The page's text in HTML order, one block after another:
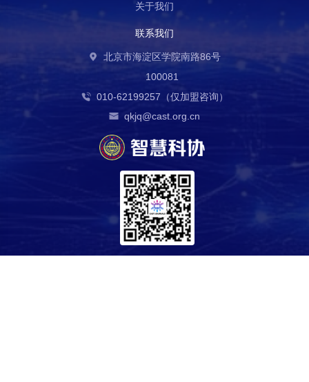
关于我们
联系我们
北京市海淀区学院南路86号
100081
010-62199257（仅加盟咨询）
qkjq@cast.org.cn